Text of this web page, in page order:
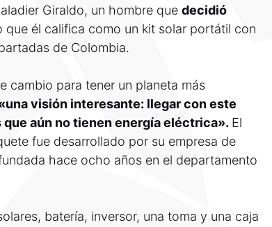
Giraldo, un hombre que decidió
que él califica como un kit solar portátil con
de Colombia.
cambio para tener un planeta más
visión interesante: llegar con este
aún no tienen energía eléctrica». El
fue desarrollado por su empresa de
hace ocho años en el departamento
batería, inversor, una toma y una caja